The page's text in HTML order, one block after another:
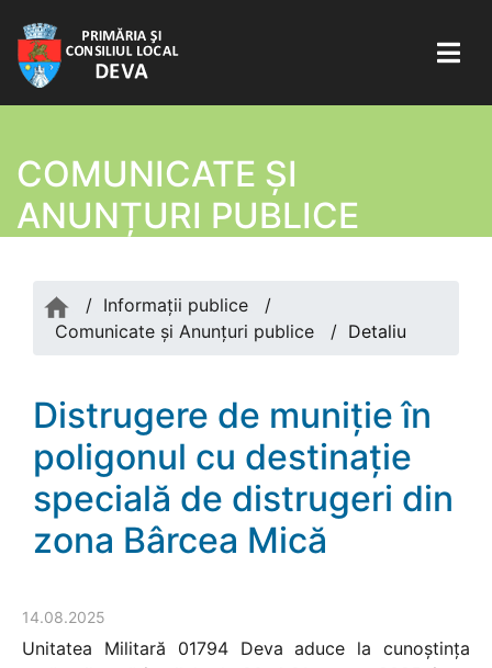
COMUNICATE ŞI
ANUNȚURI PUBLICE
/ Informații publice
/
Comunicate şi Anunțuri publice
/ Detaliu
Distrugere de muniţie în
poligonul cu destinație
specială de distrugeri din
zona Bârcea Mică
14.08.2025
Unitatea Militară 01794 Deva aduce la cunoștința